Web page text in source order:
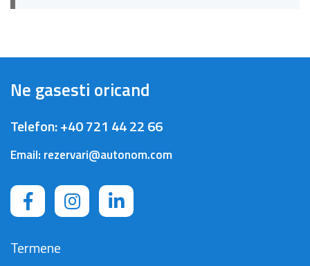
Ne gasesti oricand
Telefon:+40 721 44 22 66
Email: rezervari@autonom.com
Termene